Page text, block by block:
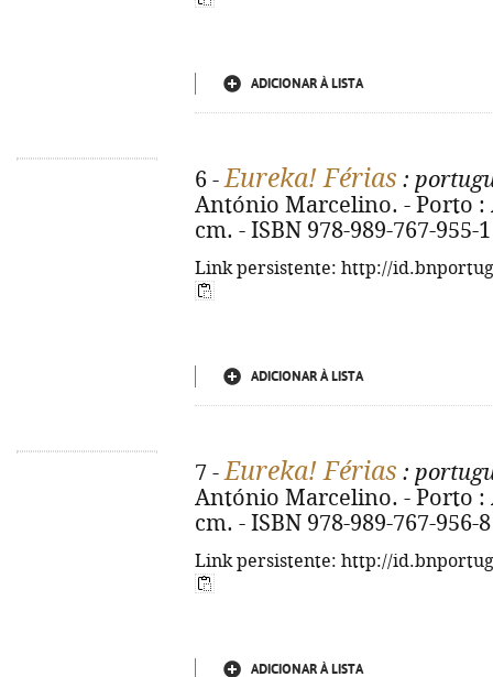
ADICIONAR À LISTA
6 -Eureka! Férias :
António Marcelino. - Porto :
cm. - ISBN 978-989-767-955-1
Link persistente: http://
ADICIONAR À LISTA
7 -Eureka! Férias :
António Marcelino. - Porto :
cm. - ISBN 978-989-767-956-8
Link persistente: http://
ADICIONAR À LISTA